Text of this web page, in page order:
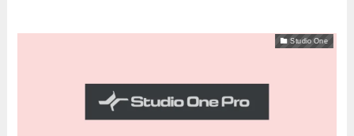
Studio One